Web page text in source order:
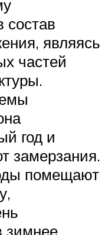
состав
являясь
частей
год и
замерзания.
помещают
зимнее